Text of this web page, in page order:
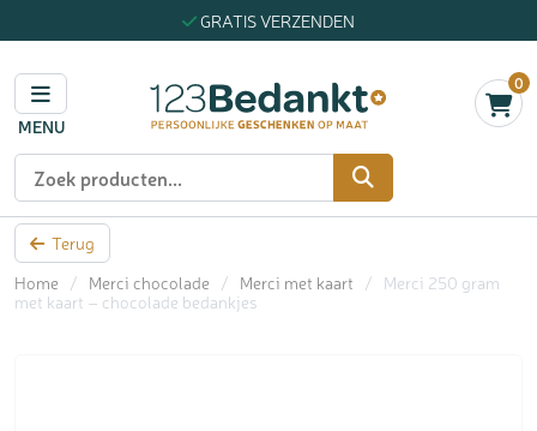
GRATIS VERZENDEN
MENU
0
Zoeken
Terug
Home
/ Merci chocolade / Merci met kaart /
Merci 250 gram
met kaart – chocolade bedankjes